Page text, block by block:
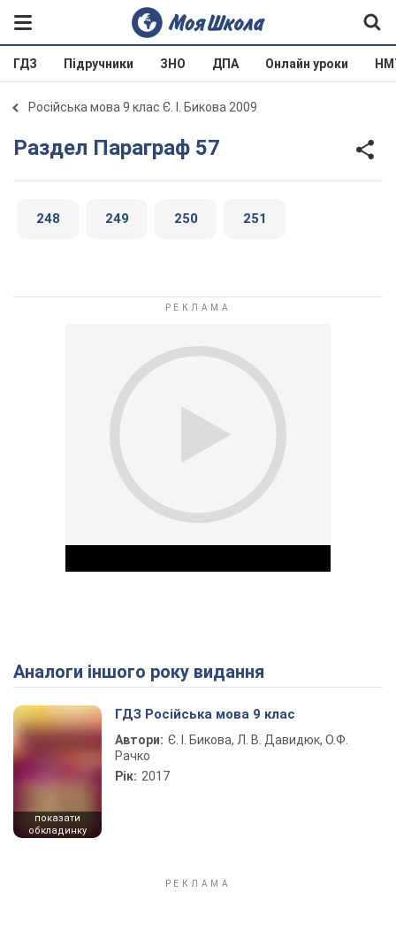
ГДЗ Підручники ЗНО ДПА Онлайн уроки
Російська мова 9 клас Є. І. Бикова 2009
Раздел Параграф 57
248 249 250 251
Play Video
Аналоги іншого року видання
показати
обкладинку
ГДЗ Російська мова 9 клас
Автори: Є. І. Бикова, Л. В. Давидюк, О.Ф.
Рачко
Рік: 2017